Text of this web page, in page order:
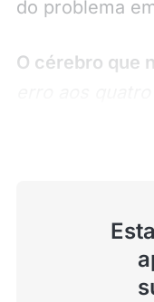
do problema
O cérebro que